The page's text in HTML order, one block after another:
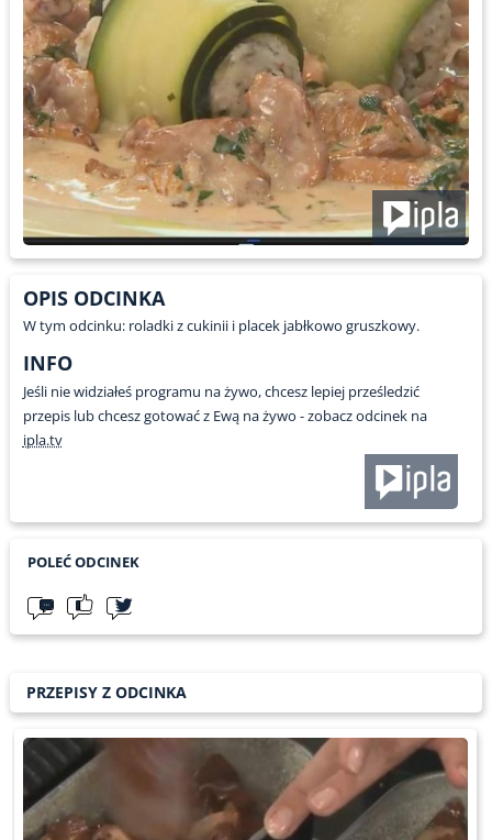
OPIS ODCINKA
W tym odcinku: roladki z cukinii i placek jabłkowo gruszkowy.
INFO
Jeśli nie widziałeś programu na żywo, chcesz lepiej prześledzić
przepis lub chcesz gotować z Ewą na żywo - zobacz odcinek na
ipla.tv
POLEĆ ODCINEK
PRZEPISY Z ODCINKA